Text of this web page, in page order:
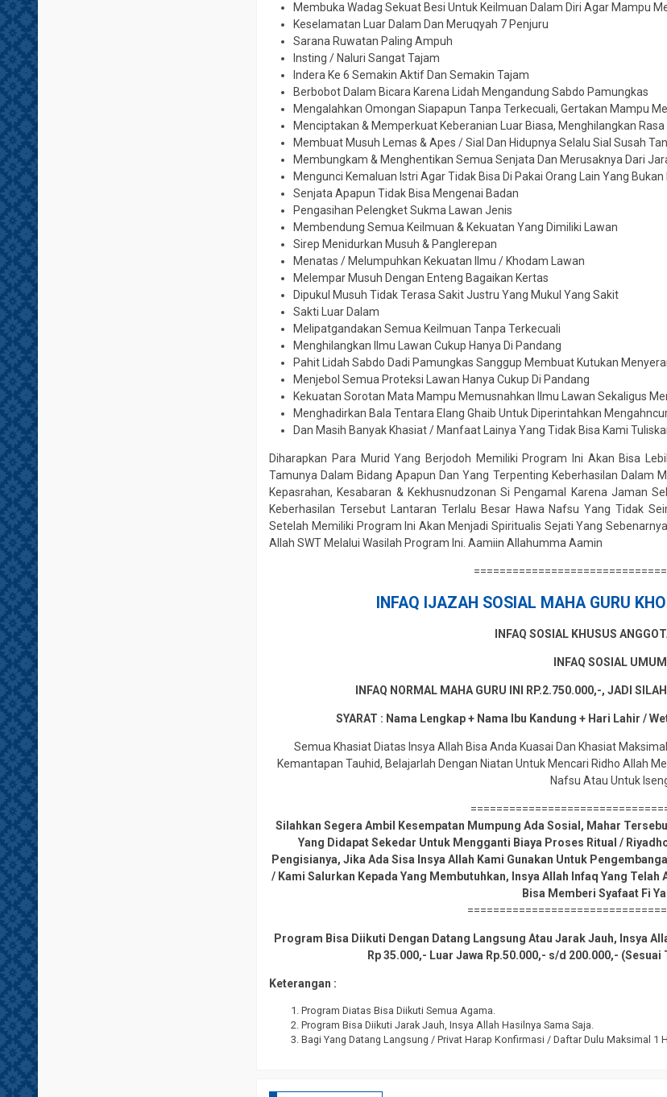
Membuka Wadag Sekuat Besi Untuk Keilmuan Dalam Diri Agar Mampu
Keselamatan Luar Dalam Dan Meruqyah 7 Penjuru
Sarana Ruwatan Paling Ampuh
Insting / Naluri Sangat Tajam
Indera Ke 6 Semakin Aktif Dan Semakin Tajam
Berbobot Dalam Bicara Karena Lidah Mengandung Sabdo Pamungkas
Mengalahkan Omongan Siapapun Tanpa Terkecuali, Gertakan Mampu
Menciptakan & Memperkuat Keberanian Luar Biasa, Menghilangkan
Membuat Musuh Lemas & Apes / Sial Dan Hidupnya Selalu Sial Susah
Membungkam & Menghentikan Semua Senjata Dan Merusaknya Dari
Mengunci Kemaluan Istri Agar Tidak Bisa Di Pakai Orang Lain Yang
Senjata Apapun Tidak Bisa Mengenai Badan
Pengasihan Pelengket Sukma Lawan Jenis
Membendung Semua Keilmuan & Kekuatan Yang Dimiliki Lawan
Sirep Menidurkan Musuh & Panglerepan
Menatas / Melumpuhkan Kekuatan Ilmu / Khodam Lawan
Melempar Musuh Dengan Enteng Bagaikan Kertas
Dipukul Musuh Tidak Terasa Sakit Justru Yang Mukul Yang Sakit
Sakti Luar Dalam
Melipatgandakan Semua Keilmuan Tanpa Terkecuali
Menghilangkan Ilmu Lawan Cukup Hanya Di Pandang
Pahit Lidah Sabdo Dadi Pamungkas Sanggup Membuat Kutukan
Menjebol Semua Proteksi Lawan Hanya Cukup Di Pandang
Kekuatan Sorotan Mata Mampu Memusnahkan Ilmu Lawan Sekaligus
Menghadirkan Bala Tentara Elang Ghaib Untuk Diperintahkan
Dan Masih Banyak Khasiat / Manfaat Lainya Yang Tidak Bisa Kami
Diharapkan Para Murid Yang Berjodoh Memiliki Program Ini Akan Bisa
Tamunya Dalam Bidang Apapun Dan Yang Terpenting Keberhasilan Dalam
Kepasrahan, Kesabaran & Kekhusnudzonan Si Pengamal Karena Jaman
Keberhasilan Tersebut Lantaran Terlalu Besar Hawa Nafsu Yang Tidak
Setelah Memiliki Program Ini Akan Menjadi Spiritualis Sejati Yang
Allah SWT Melalui Wasilah Program Ini. Aamiin Allahumma Aamin
INFAQ IJAZAH SOSIAL MAHA GURU
INFAQ SOSIAL KHUSUS
INFAQ SOSIAL
INFAQ NORMAL MAHA GURU INI RP.2.750.000,-, JADI
SYARAT : Nama Lengkap + Nama Ibu Kandung + Hari Lahir /
Semua Khasiat Diatas Insya Allah Bisa Anda Kuasai Dan Khasiat
Kemantapan Tauhid, Belajarlah Dengan Niatan Untuk Mencari Ridho Allah
Nafsu Atau Untuk
Silahkan Segera Ambil Kesempatan Mumpung Ada Sosial, Mahar
Yang Didapat Sekedar Untuk Mengganti Biaya Proses Ritual /
Pengisianya, Jika Ada Sisa Insya Allah Kami Gunakan Untuk
/ Kami Salurkan Kepada Yang Membutuhkan, Insya Allah Infaq Yang
Bisa Memberi Syafaat Fi
Program Bisa Diikuti Dengan Datang Langsung Atau Jarak Jauh, Insya
Rp 35.000,- Luar Jawa Rp.50.000,- s/d 200.000,-
Keterangan :
Program Diatas Bisa Diikuti Semua Agama.
Program Bisa Diikuti Jarak Jauh, Insya Allah Hasilnya Sama Saja.
Bagi Yang Datang Langsung / Privat Harap Konfirmasi / Daftar Dulu Maksimal 1